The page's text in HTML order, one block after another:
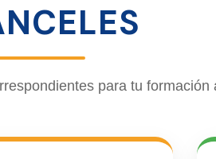
para tu formación